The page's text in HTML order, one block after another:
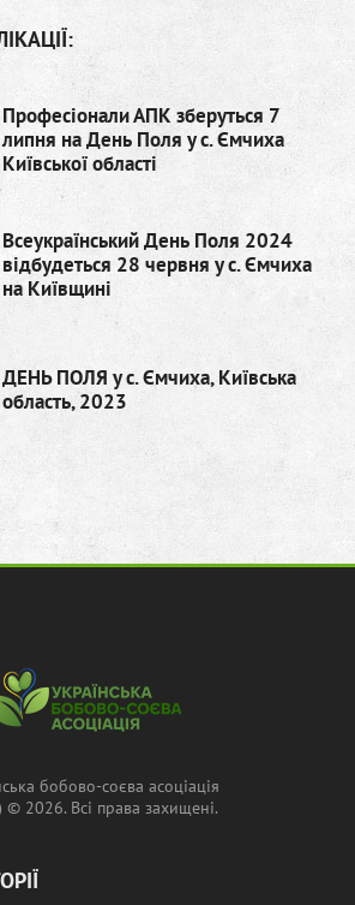
Професіонали АПК зберуться 7
липня на День Поля у с. Ємчиха
Київської області
Всеукраїнський День Поля 2024
відбудеться 28 червня у с. Ємчиха
на Київщині
ДЕНЬ ПОЛЯ у с. Ємчиха, Київська
область, 2023
бобово-соєва асоціація
© 2026. Всі права захищені.